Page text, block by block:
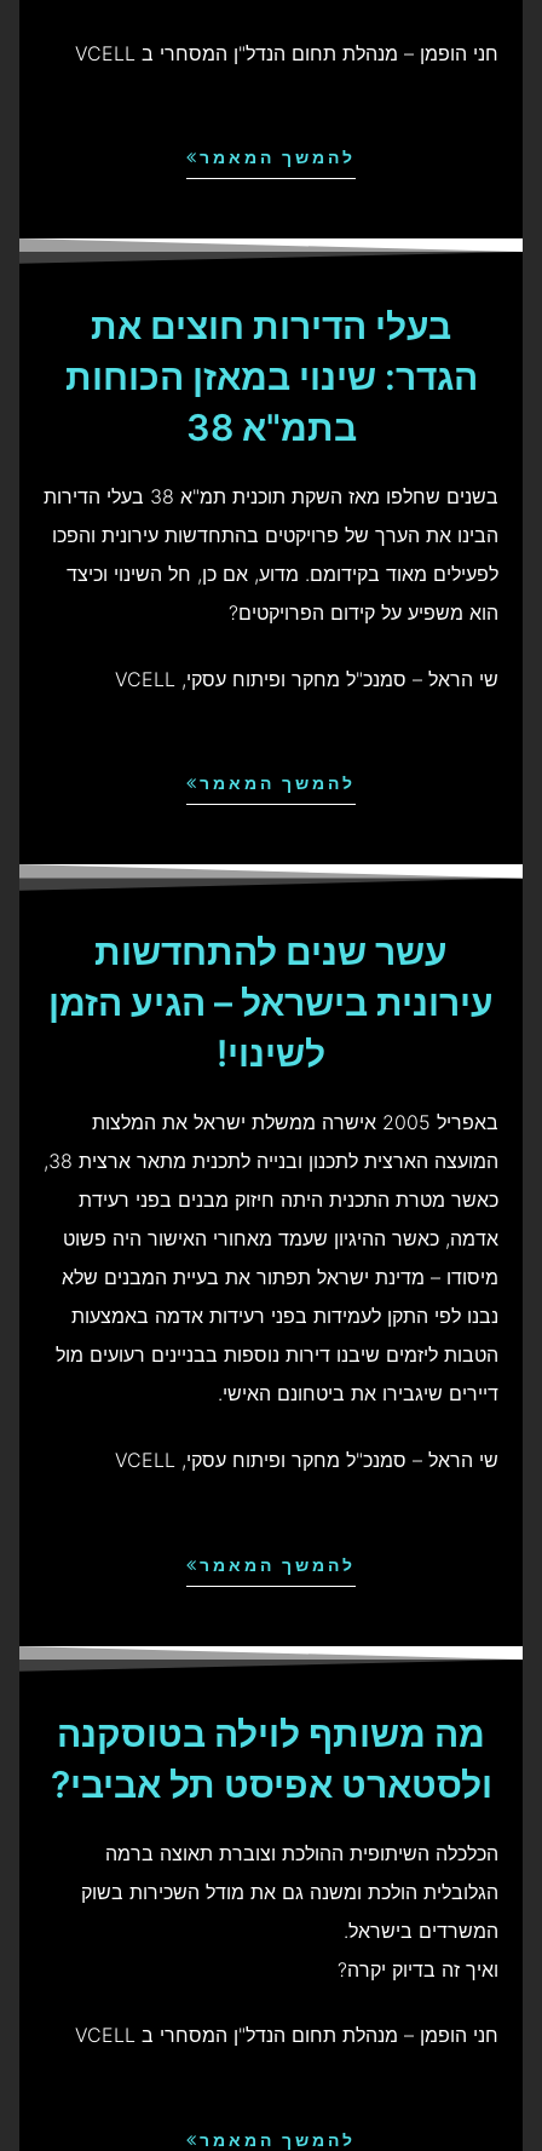
חני הופמן – מנהלת תחום הנדל"ן המסחרי ב VCELL
להמשך המאמר
בעלי הדירות חוצים את
הגדר: שינוי במאזן הכוחות
בתמ"א 38
בשנים שחלפו מאז השקת תוכנית תמ"א 38 בעלי הדירות
הבינו את הערך של פרויקטים בהתחדשות עירונית והפכו
לפעילים מאוד בקידומם. מדוע, אם כן, חל השינוי וכיצד
הוא משפיע על קידום הפרויקטים?
שי הראל – סמנכ"ל מחקר ופיתוח עסקי, VCELL
להמשך המאמר
עשר שנים להתחדשות
עירונית בישראל – הגיע הזמן
לשינוי!
באפריל 2005 אישרה ממשלת ישראל את המלצות
המועצה הארצית לתכנון ובנייה לתכנית מתאר ארצית 38,
כאשר מטרת התכנית היתה חיזוק מבנים בפני רעידת
אדמה, כאשר ההיגיון שעמד מאחורי האישור היה פשוט
מיסודו – מדינת ישראל תפתור את בעיית המבנים שלא
נבנו לפי התקן לעמידות בפני רעידות אדמה באמצעות
הטבות ליזמים שיבנו דירות נוספות בבניינים רעועים מול
דיירים שיגבירו את ביטחונם האישי.
שי הראל – סמנכ"ל מחקר ופיתוח עסקי, VCELL
להמשך המאמר
מה משותף לוילה בטוסקנה
ולסטארט אפיסט תל אביבי?
הכלכלה השיתופית ההולכת וצוברת תאוצה ברמה
הגלובלית הולכת ומשנה גם את מודל השכירות בשוק
המשרדים בישראל.
ואיך זה בדיוק יקרה?
חני הופמן – מנהלת תחום הנדל"ן המסחרי ב VCELL
להמשך המאמר